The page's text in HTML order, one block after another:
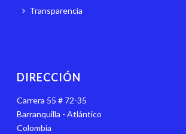
Transparencia
DIRECCIÓN
Carrera 55 # 72-35
Barranquilla - Atlántico
Colombia